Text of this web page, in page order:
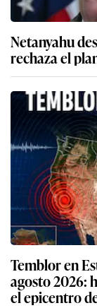
Netanyahu
rechaza el
Temblor en
agosto 2026:
el epicentro